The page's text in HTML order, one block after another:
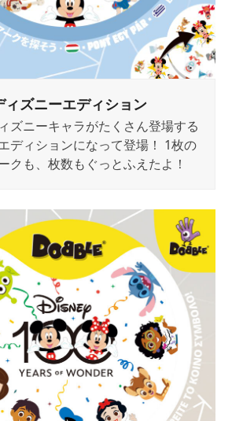
ィズニーエディション
ズニーキャラがたくさん登場する
ディションになって登場！ 1枚の
クも、枚数もぐっとふえたよ！